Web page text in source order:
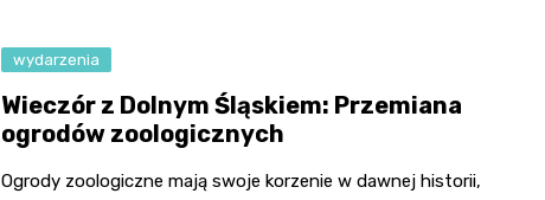
wydarzenia
Wieczór z Dolnym Śląskiem: Przemiana
ogrodów zoologicznych
Ogrody zoologiczne mają swoje korzenie w dawnej historii,